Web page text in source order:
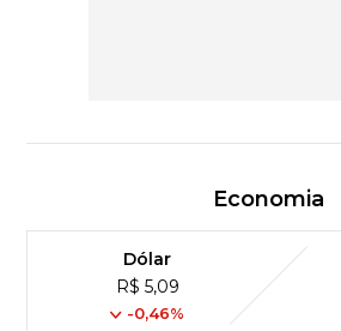
Economia
Dólar
R$ 5,09
-0,46%